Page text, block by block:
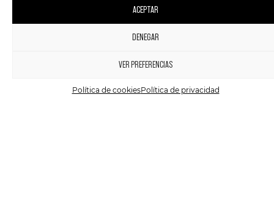
ACEPTAR
DENEGAR
VER PREFERENCIAS
Política de cookiesPolítica de privacidad
AGOTADO